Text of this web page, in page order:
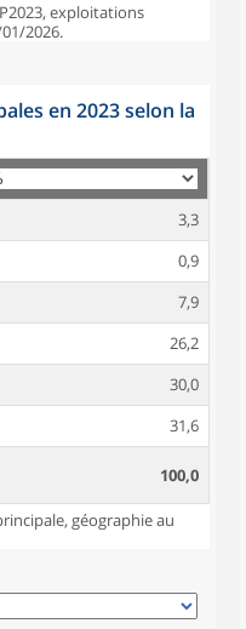
exploitations
2026.
en 2023 selon la
3,3
0,9
7,9
26,2
30,0
31,6
100,0
géographie au